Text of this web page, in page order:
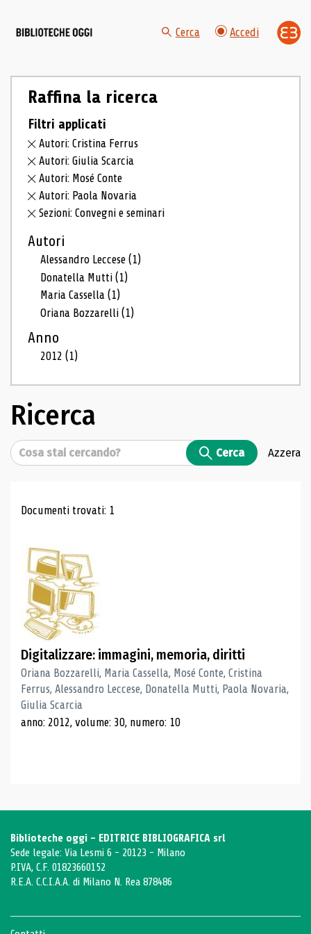
Cerca Accedi
Raffina la ricerca
Filtri applicati
Autori: Cristina Ferrus
Autori: Giulia Scarcia
Autori: Mosé Conte
Autori: Paola Novaria
Sezioni: Convegni e seminari
Autori
Alessandro Leccese(1)
Donatella Mutti(1)
Maria Cassella(1)
Oriana Bozzarelli(1)
Anno
2012(1)
Ricerca
Cerca Cerca Azzera
Risultati di ricerca
Documenti trovati: 1
Digitalizzare: immagini, memoria, diritti
Oriana Bozzarelli, Maria Cassella, Mosé Conte, Cristina
Ferrus, Alessandro Leccese, Donatella Mutti, Paola Novaria,
Giulia Scarcia
anno: 2012, volume: 30, numero: 10
Biblioteche oggi - EDITRICE BIBLIOGRAFICA srl
Sede legale: Via Lesmi 6 - 20123 - Milano
P.IVA, C.F. 01823660152
R.E.A. C.C.I.A.A. di Milano N. Rea 878486